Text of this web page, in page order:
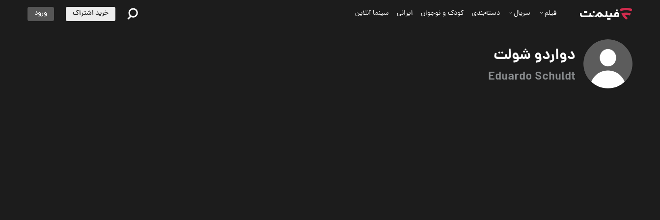
دواردو شولت
Eduardo Schuldt
فیلم سریال دسته‌بندی کودک و نوجوان ایرانی سینما آنلاین خرید اشتراک ورود